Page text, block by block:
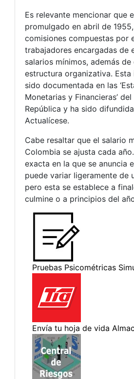
Es relevante mencionar que
promulgado en abril de
comisiones compuestas por
trabajadores encargadas de
salarios mínimos, además de
estructura organizativa. Esta
sido documentada en las
Monetarias y Financieras’
República y ha sido
Actualícese.
Cabe resaltar que el salario
Colombia se ajusta cada
exacta en la que se anuncia
puede variar ligeramente de
pero esta se establece a
culmine o a principios del